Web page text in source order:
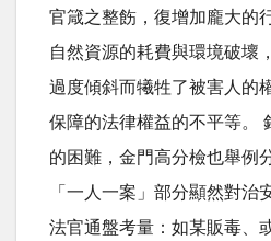
官箴之整飭，復增加龐大的
自然資源的耗費與環境破壞
過度傾斜而犧牲了被害人的
保障的法律權益的不平等。
的困難，金門高分檢也舉例
「一人一案」部分顯然對治
法官通盤考量：如某販毒、